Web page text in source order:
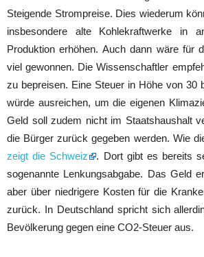
Steigende Strompreise. Dies wiederum
insbesondere alte Kohlekraftwerke in
Produktion erhöhen. Auch dann wäre für
viel gewonnen. Die Wissenschaftler
zu bepreisen. Eine Steuer in Höhe von 30
würde ausreichen, um die eigenen
Geld soll zudem nicht im Staatshaushalt
die Bürger zurück gegeben werden. Wie
zeigt die Schweiz
. Dort gibt es bereits
sogenannte Lenkungsabgabe. Das Geld
aber über niedrigere Kosten für die
zurück. In Deutschland spricht sich
Bevölkerung gegen eine CO2-Steuer aus.